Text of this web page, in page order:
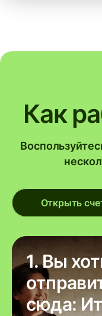
Как
Открыть
1. Вы
сюда: